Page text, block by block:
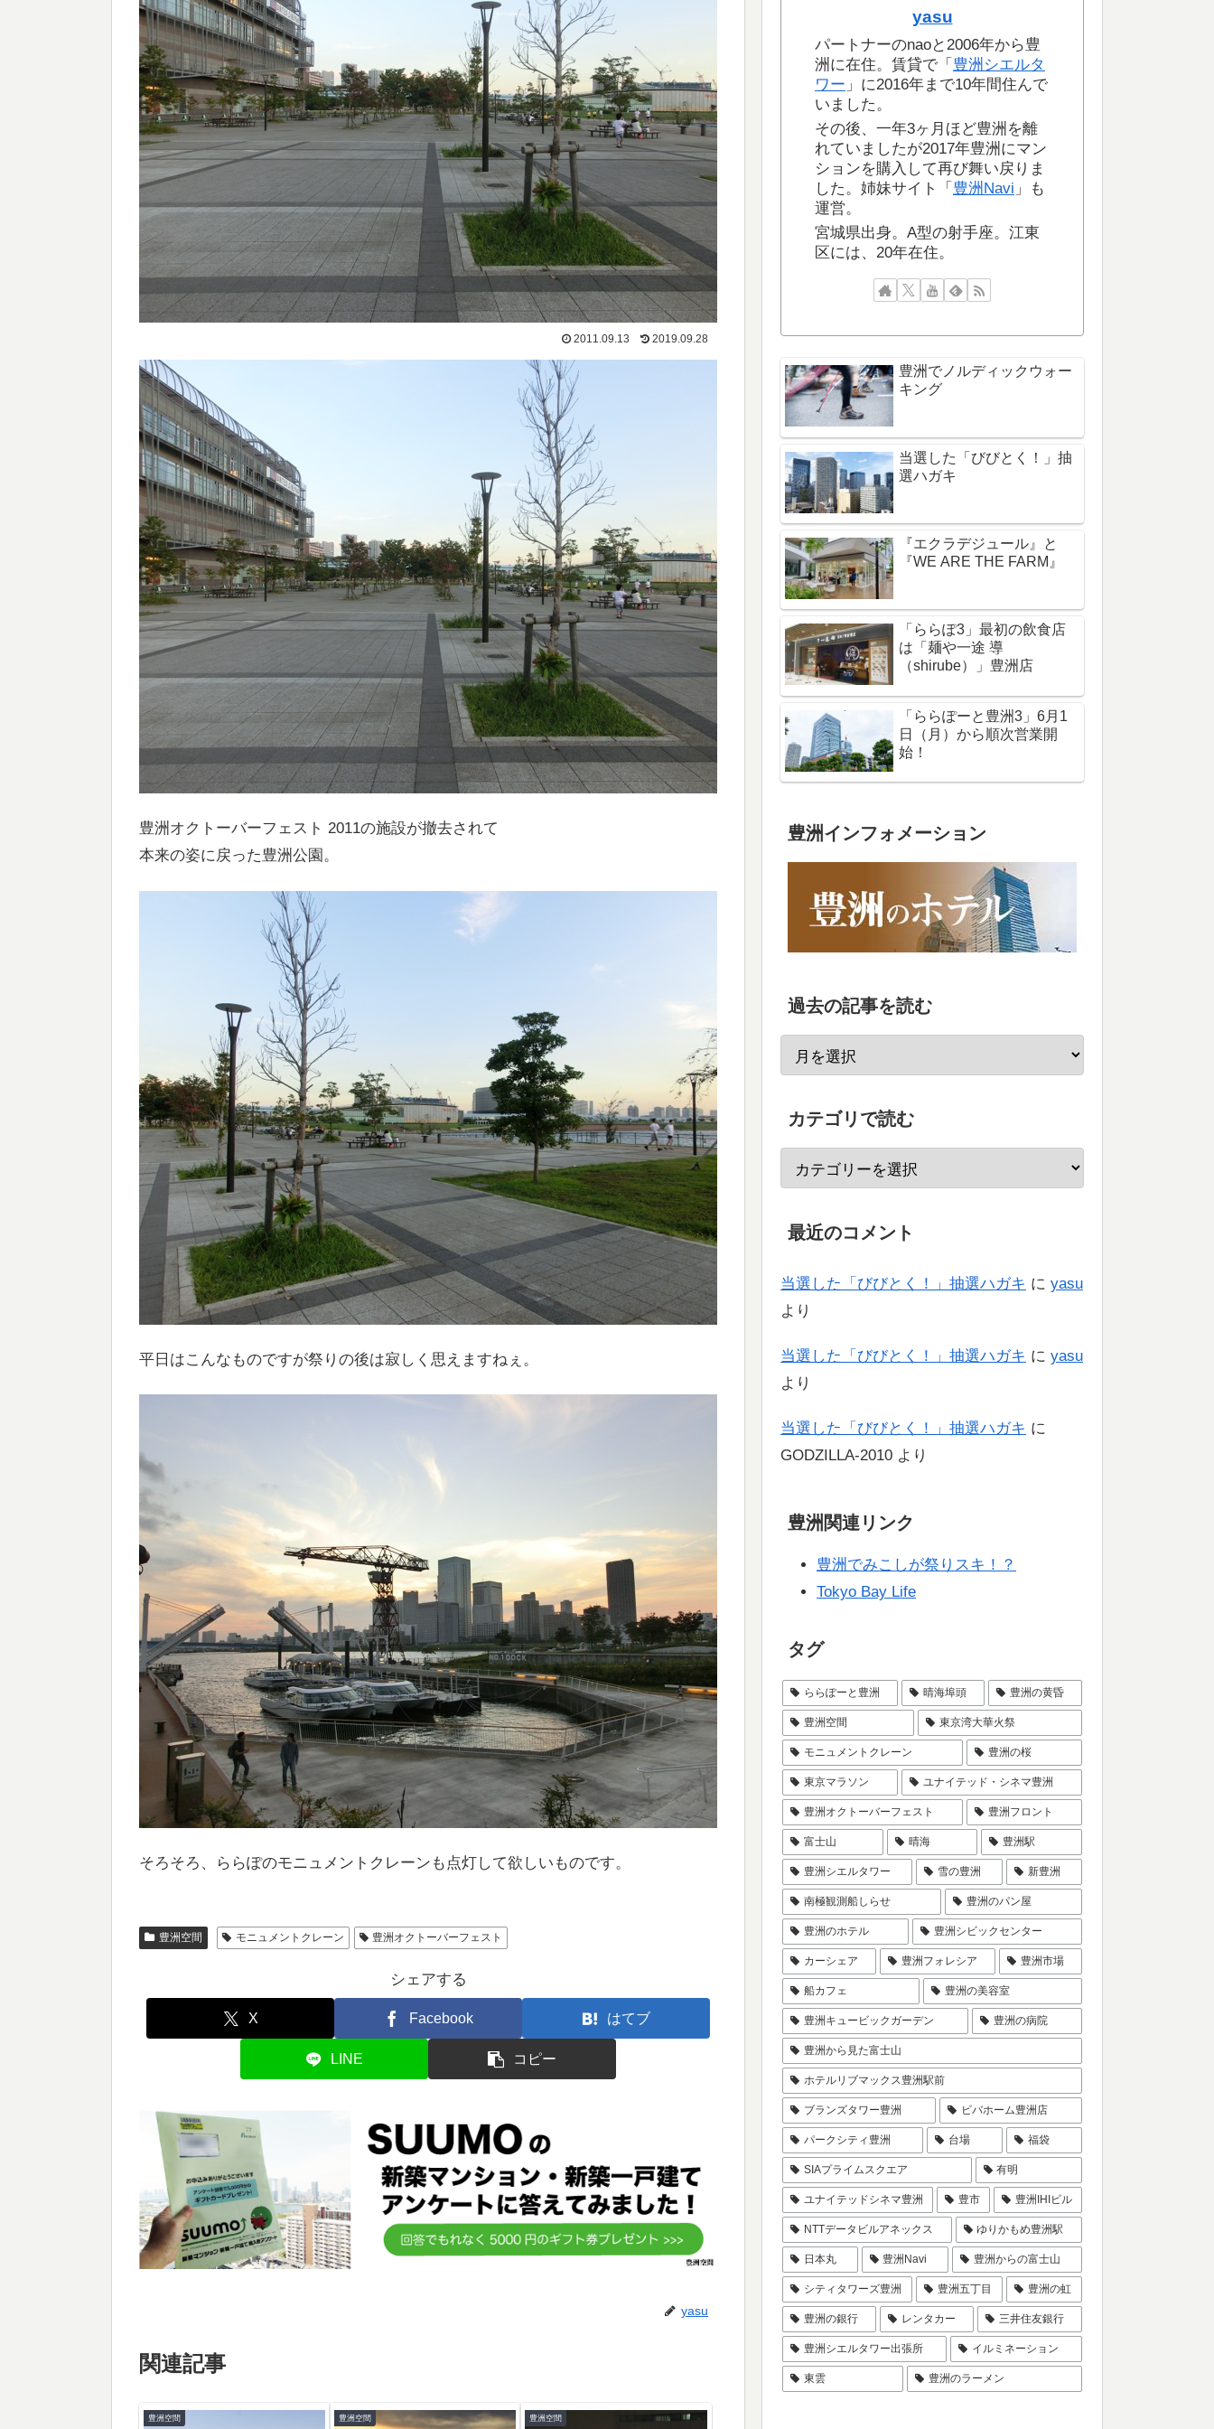
2011.09.13 2019.09.28
豊洲オクトーバーフェスト 2011の施設が撤去されて
本来の姿に戻った豊洲公園。
平日はこんなものですが祭りの後は寂しく思えますねぇ。
そろそろ、ららぽのモニュメントクレーンも点灯して欲しいものです。
豊洲空間 モニュメントクレーン 豊洲オクトーバーフェスト
シェアする
X Facebook はてブ
LINE コピー
yasu
関連記事
豊洲空間 豊洲空間 豊洲空間
yasu
パートナーのnaoと2006年から豊
洲に在住。賃貸で「 豊洲シエルタ
ワー 」に2016年まで10年間住んで
いました。
その後、一年3ヶ月ほど豊洲を離
れていましたが2017年豊洲にマン
ションを購入して再び舞い戻りま
した。姉妹サイト「 豊洲Navi 」も
運営。
宮城県出身。A型の射手座。江東
区には、20年在住。
豊洲でノルディックウォー
キング
当選した「びびとく！」抽
選ハガキ
『エクラデジュール』と
『WE ARE THE FARM』
「ららぽ3」最初の飲食店
は「麺や一途 導
（shirube）」豊洲店
「ららぽーと豊洲3」6月1
日（月）から順次営業開
始！
豊洲インフォメーション
過去の記事を読む
カテゴリで読む
最近のコメント
当選した「びびとく！」抽選ハガキ に yasu
より
当選した「びびとく！」抽選ハガキ に yasu
より
当選した「びびとく！」抽選ハガキ に
GODZILLA-2010 より
豊洲関連リンク
豊洲でみこしが祭りスキ！？
Tokyo Bay Life
タグ
ららぽーと豊洲 晴海埠頭 豊洲の黄昏
豊洲空間 東京湾大華火祭
モニュメントクレーン 豊洲の桜
東京マラソン ユナイテッド・シネマ豊洲
豊洲オクトーバーフェスト 豊洲フロント
富士山 晴海 豊洲駅
豊洲シエルタワー 雪の豊洲 新豊洲
南極観測船しらせ 豊洲のパン屋
豊洲のホテル 豊洲シビックセンター
カーシェア 豊洲フォレシア 豊洲市場
船カフェ 豊洲の美容室
豊洲キュービックガーデン 豊洲の病院
豊洲から見た富士山
ホテルリブマックス豊洲駅前
ブランズタワー豊洲 ビバホーム豊洲店
パークシティ豊洲 台場 福袋
SIAプライムスクエア 有明
ユナイテッドシネマ豊洲 豊市 豊洲IHIビル
NTTデータビルアネックス ゆりかもめ豊洲駅
日本丸 豊洲Navi 豊洲からの富士山
シティタワーズ豊洲 豊洲五丁目 豊洲の虹
豊洲の銀行 レンタカー 三井住友銀行
豊洲シエルタワー出張所 イルミネーション
東雲 豊洲のラーメン